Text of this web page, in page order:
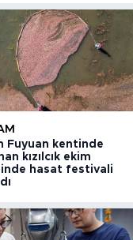
Fuyuan kentinde
kızılcık ekim
hasat festivali